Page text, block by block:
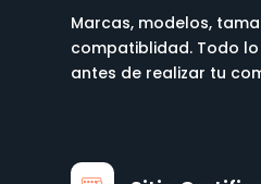
Marcas, modelos,
compatiblidad. Todo
antes de realizar tu